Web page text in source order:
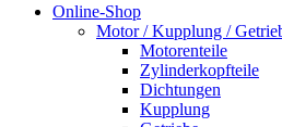
Online-Shop
Motor / Kupplung /
Motorenteile
Zylinderkopfteile
Dichtungen
Kupplung